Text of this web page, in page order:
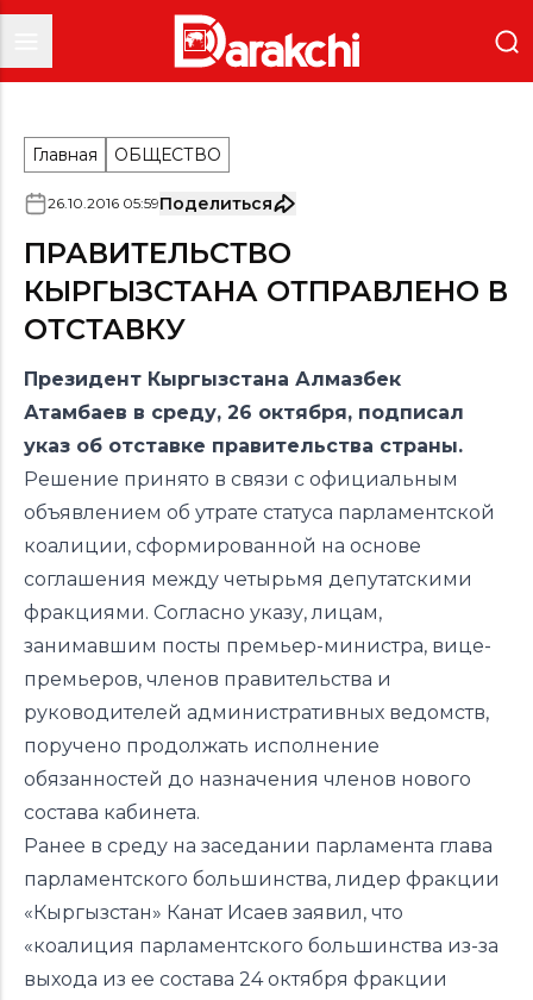
Главная ОБЩЕСТВО
26.10.2016 05:59Поделиться
ПРАВИТЕЛЬСТВО
КЫРГЫЗСТАНА ОТПРАВЛЕНО В
ОТСТАВКУ
Президент Кыргызстана Алмазбек
Атамбаев в среду, 26 октября, подписал
указ об отставке правительства страны.
Решение принято в связи с официальным
объявлением об утрате статуса парламентской
коалиции, сформированной на основе
соглашения между четырьмя депутатскими
фракциями. Согласно указу, лицам,
занимавшим посты премьер-министра, вице-
премьеров, членов правительства и
руководителей административных ведомств,
поручено продолжать исполнение
обязанностей до назначения членов нового
состава кабинета.
Ранее в среду на заседании парламента глава
парламентского большинства, лидер фракции
«Кыргызстан» Канат Исаев заявил, что
«коалиция парламентского большинства из-за
выхода из ее состава 24 октября фракции